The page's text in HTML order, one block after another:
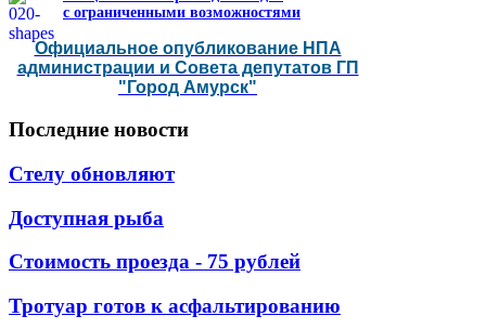
с ограниченными возможностями
Официальное опубликование НПА
администрации и Совета депутатов ГП
"Город Амурск"
Последние новости
Стелу обновляют
Доступная рыба
Стоимость проезда - 75 рублей
Тротуар готов к асфальтированию